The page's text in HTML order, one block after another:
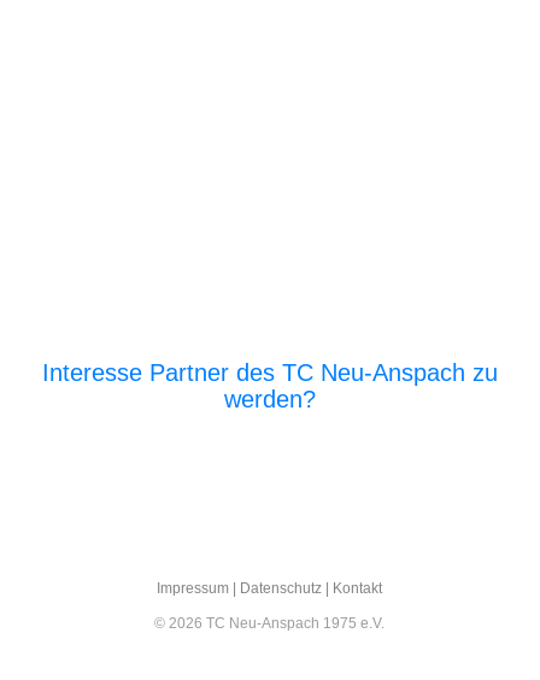
Interesse Partner des TC Neu-Anspach zu
werden?
Impres­sum | Daten­schutz | Kon­takt
© 2026 TC Neu-Anspach 1975 e.V.